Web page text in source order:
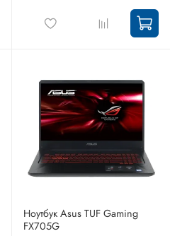
Ноутбук Asus TUF Gaming
FX705G